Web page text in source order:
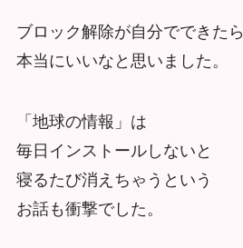
ブロック解除が自分でできたら
本当にいいなと思いました。
「地球の情報」は
毎日インストールしないと
寝るたび消えちゃうという
お話も衝撃でした。